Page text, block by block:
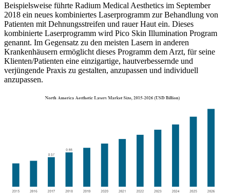
Beispielsweise führte Radium Medical Aesthetics im September
2018 ein neues kombiniertes Laserprogramm zur Behandlung von
Patienten mit Dehnungsstreifen und rauer Haut ein. Dieses
kombinierte Laserprogramm wird Pico Skin Illumination Program
genannt. Im Gegensatz zu den meisten Lasern in anderen
Krankenhäusern ermöglicht dieses Programm dem Arzt, für seine
Klienten/Patienten eine einzigartige, hautverbessernde und
verjüngende Praxis zu gestalten, anzupassen und individuell
anzupassen.